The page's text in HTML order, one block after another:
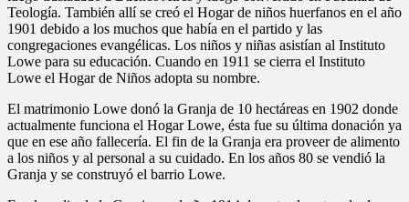
Teología. También allí se creó el Hogar de niños huerfanos en el año
1901 debido a los muchos que había en el partido y las
congregaciones evangélicas. Los niños y niñas asistían al Instituto
Lowe para su educación. Cuando en 1911 se cierra el Instituto
Lowe el Hogar de Niños adopta su nombre.
El matrimonio Lowe donó la Granja de 10 hectáreas en 1902 donde
actualmente funciona el Hogar Lowe, ésta fue su última donación ya
que en ese año fallecería. El fin de la Granja era proveer de alimento
a los niños y al personal a su cuidado. En los años 80 se vendió la
Granja y se construyó el barrio Lowe.